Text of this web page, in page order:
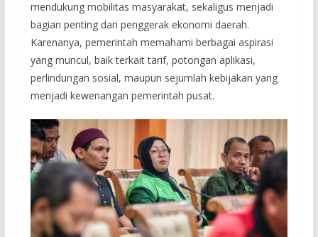
mendukung mobilitas masyarakat, sekaligus menjadi
bagian penting dari penggerak ekonomi daerah.
Karenanya, pemerintah memahami berbagai aspirasi
yang muncul, baik terkait tarif, potongan aplikasi,
perlindungan sosial, maupun sejumlah kebijakan yang
menjadi kewenangan pemerintah pusat.